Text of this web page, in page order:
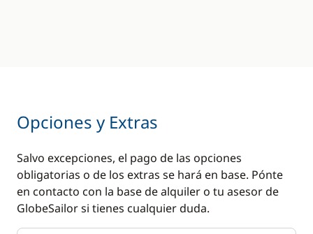
Opciones y Extras
Salvo excepciones, el pago de las opciones
obligatorias o de los extras se hará en base. Pónte
en contacto con la base de alquiler o tu asesor de
GlobeSailor si tienes cualquier duda.